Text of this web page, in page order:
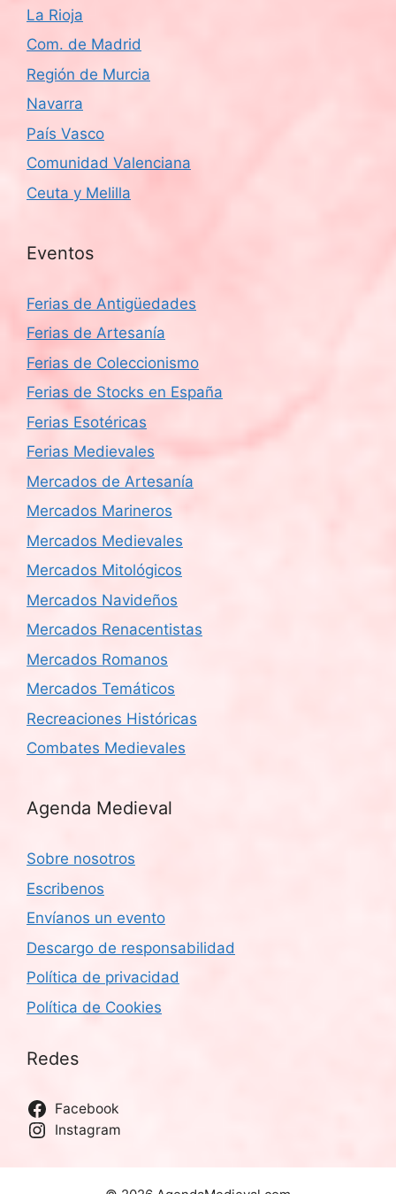
La Rioja
Com. de Madrid
Región de Murcia
Navarra
País Vasco
Comunidad Valenciana
Ceuta y Melilla
Eventos
Ferias de Antigüedades
Ferias de Artesanía
Ferias de Coleccionismo
Ferias de Stocks en España
Ferias Esotéricas
Ferias Medievales
Mercados de Artesanía
Mercados Marineros
Mercados Medievales
Mercados Mitológicos
Mercados Navideños
Mercados Renacentistas
Mercados Romanos
Mercados Temáticos
Recreaciones Históricas
Combates Medievales
Agenda Medieval
Sobre nosotros
Escribenos
Envíanos un evento
Descargo de responsabilidad
Política de privacidad
Política de Cookies
Redes
Facebook
Instagram